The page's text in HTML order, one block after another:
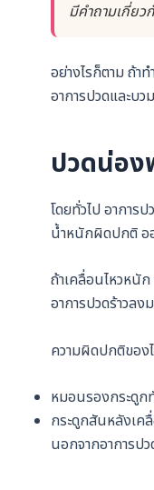
มีคำถามเกี่ย
อย่างไรก็ตาม ถ้า
อาการปวดและบ
ปวดน่อง
โดยทั่วไป อาการ
น้ำหนักผิดปกติ อ
ถ้าเคลื่อนไหวหนั
อาการปวดร้าวล
ความผิดปกติขอ
หมอนรองกระดูก
กระดูกสันหลังเค
นอกจากอาการป